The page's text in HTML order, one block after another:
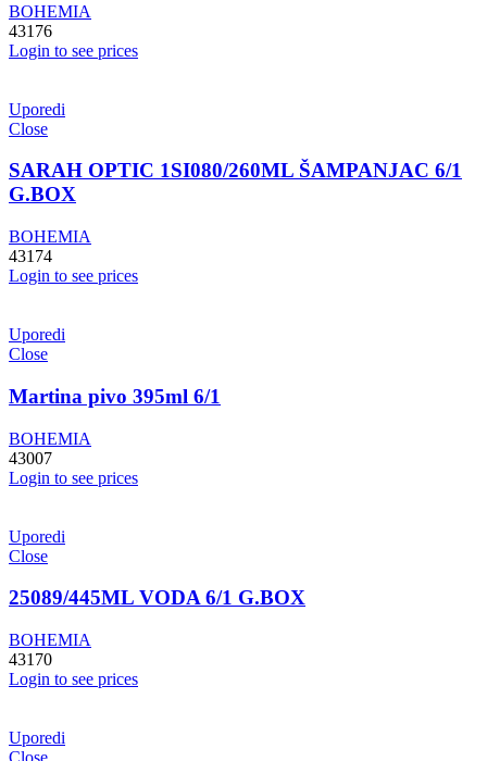
BOHEMIA
43176
Login to see prices
Uporedi
Close
SARAH OPTIC 1SI080/260ML ŠAMPANJAC 6/1
G.BOX
BOHEMIA
43174
Login to see prices
Uporedi
Close
Martina pivo 395ml 6/1
BOHEMIA
43007
Login to see prices
Uporedi
Close
25089/445ML VODA 6/1 G.BOX
BOHEMIA
43170
Login to see prices
Uporedi
Close